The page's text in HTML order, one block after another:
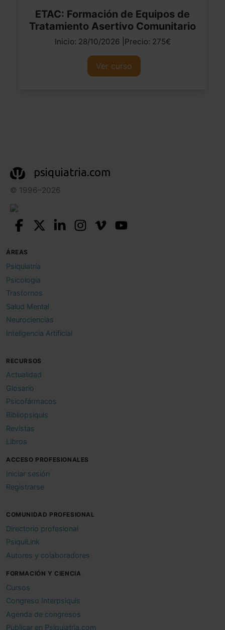
ETAC: Formación de Equipos de
Tratamiento Asertivo Comunitario
Inicio: 28/10/2026 |Precio: 275€
Ver curso
psiquiatria.com
© 1996–2026
ÁREAS
Psiquiatría
Psicología
Trastornos
Salud Mental
Neurociencias
Inteligencia Artificial
RECURSOS
Actualidad
Glosario
Psicofármacos
Bibliopsiquis
Revistas
Libros
ACCESO PROFESIONALES
Iniciar sesión
Registrarse
COMUNIDAD PROFESIONAL
Directorio profesional
PsiquiLink
Autores y colaboradores
FORMACIÓN Y CIENCIA
Cursos
Congreso Interpsiquis
Agenda de congresos
Publicar en Psiquiatria.com